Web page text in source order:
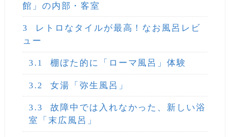
館」の内部・客室
3
レトロなタイルが最高！なお風呂レビ
ュー
3.1 棚ぼた的に「ローマ風呂」体験
3.2 女湯「弥生風呂」
3.3
故障中では入れなかった、新しい浴
室「末広風呂」